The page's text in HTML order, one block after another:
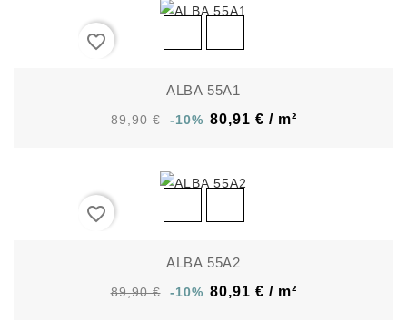
favorite_border
ALBA 55A1
89,90 € -10% 80,91 € / m²
favorite_border
ALBA 55A2
89,90 € -10% 80,91 € / m²